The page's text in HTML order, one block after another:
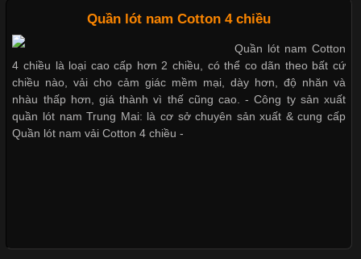
Chất Liệu Bamboo Xu Hướng Mới Trong Ngành Thời Trang
Cập nhật 2026-05-21 14:59:25
Trong những năm gần đây, vải Bamboo đang trở thành một
trong những chất liệu được yêu thích trong ngành thời trang
nhờ đặc tính mềm mại, thoáng khí và thân thiện với môi trường.
Không chỉ được ứng dụng trong quần áo thường ngày, loại vải
Giặt và bảo quản quần lót nam đúng cách
Mẫu quần lót nam giá rẻ sốt hè 2017
Bộ sưu tập quần lót nam Boxer TpHCM
Quần lót nam Cotton 4 chiều
Quần lót nam Cotton
4 chiều là loại cao cấp hơn 2 chiều, có thể co dãn theo bất cứ
chiều nào, vải cho cảm giác mềm mại, dày hơn, độ nhăn và
nhàu thấp hơn, giá thành vì thế cũng cao. - Công ty sản xuất
quần lót nam Trung Mai: là cơ sở chuyên sản xuất & cung cấp
Quần lót nam vải Cotton 4 chiều -